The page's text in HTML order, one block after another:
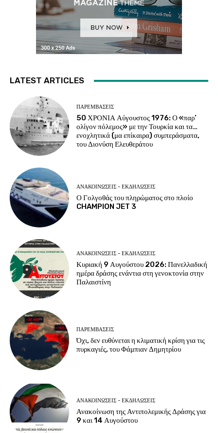
LATEST ARTICLES
ΠΑΡΕΜΒΑΣΕΙΣ
50 ΧΡΟΝΙΑ Αύγουστος 1976: Ο «παρ’
ολίγον πόλεμος» με την Τουρκία και τα…
ενοχλητικά (μα επίκαιρα) συμπεράσματα,
του Διονύση Ελευθεράτου
ΑΝΑΚΟΙΝΩΣΕΙΣ - ΕΚΔΗΛΩΣΕΙΣ
Ο Γολγοθάς του πληρώματος στο πλοίο
CHAMPION JET 3
ΑΝΑΚΟΙΝΩΣΕΙΣ - ΕΚΔΗΛΩΣΕΙΣ
Κυριακή 9 Αυγούστου 2026: Πανελλαδική
ημέρα δράσης ενάντια στη γενοκτονία στην
Παλαιστίνη
ΠΑΡΕΜΒΑΣΕΙΣ
Όχι, δεν ευθύνεται η κλιματική κρίση για τις
πυρκαγιές, του Φάμπιαν Δημητρίου
ΑΝΑΚΟΙΝΩΣΕΙΣ - ΕΚΔΗΛΩΣΕΙΣ
Ανακοίνωση της Αντιπολεμικής Δράσης για
9 και 14 Αυγούστου